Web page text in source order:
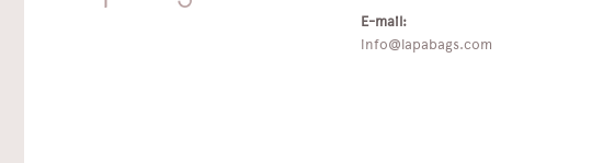
E-mail:
info@lapabags.com